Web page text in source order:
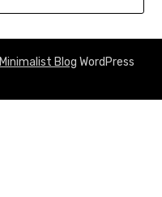
Minimalist Blog WordPress